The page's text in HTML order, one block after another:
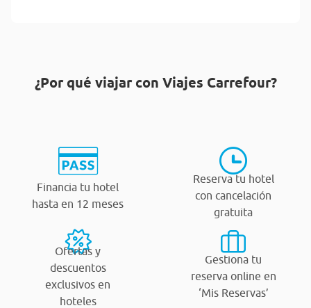
¿Por qué viajar con Viajes Carrefour?
Financia tu hotel
hasta en 12 meses
Reserva tu hotel
con cancelación
gratuita
Ofertas y
descuentos
exclusivos en
hoteles
Gestiona tu
reserva online en
‘Mis Reservas’